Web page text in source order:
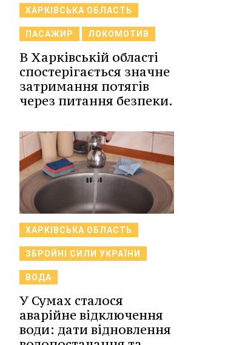
ХАРКІВСЬКА ОБЛАСТЬ
ПАСАЖИР ЛОКОМОТИВ
В Харківській області
спостерігається значне
затримання потягів
через питання безпеки.
ХАРКІВСЬКА ОБЛАСТЬ
ЗБРОЙНІ СИЛИ УКРАЇНИ
ВОДА
У Сумах сталося
аварійне відключення
води: дати відновлення